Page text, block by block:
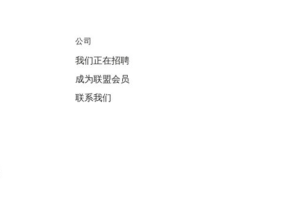
公司
我们正在招聘
成为联盟会员
联系我们